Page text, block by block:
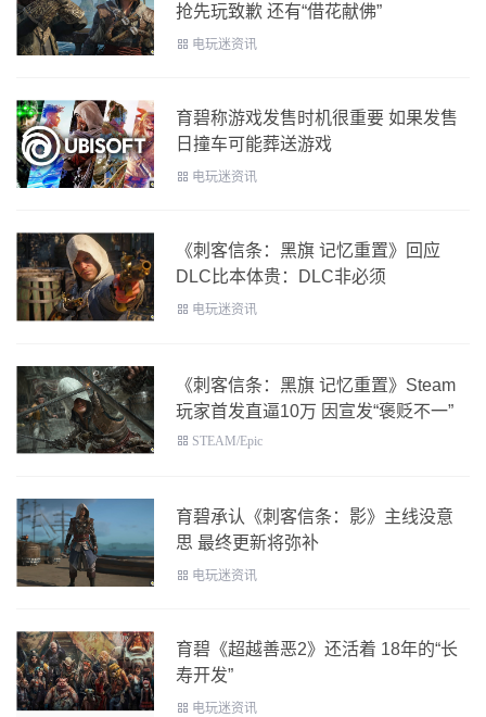
抢先玩致歉 还有“借花献佛”
电玩迷资讯
育碧称游戏发售时机很重要 如果发售
日撞车可能葬送游戏
电玩迷资讯
《刺客信条：黑旗 记忆重置》回应
DLC比本体贵：DLC非必须
电玩迷资讯
《刺客信条：黑旗 记忆重置》Steam
玩家首发直逼10万 因宣发“褒贬不一”
STEAM/Epic
育碧承认《刺客信条：影》主线没意
思 最终更新将弥补
电玩迷资讯
育碧《超越善恶2》还活着 18年的“长
寿开发”
电玩迷资讯